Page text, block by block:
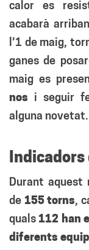
calor es
acabarà
l’1 de maig,
ganes de
maig es
nos i seguir
alguna novetat.
Indicadors
Durant
de 155 torns,
quals112 han
diferents